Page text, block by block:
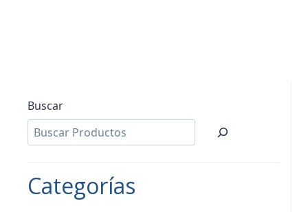
Buscar
Categorías